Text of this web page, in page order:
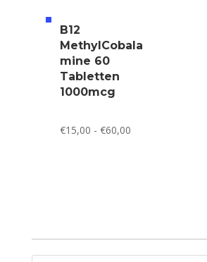
B12
MethylCobala
mine 60
Tabletten
1000mcg
€15,00 - €60,00Prijsklasse: